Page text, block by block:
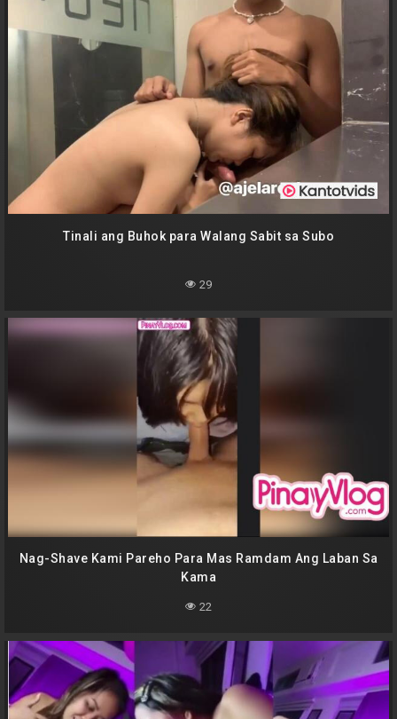
Tinali ang Buhok para Walang Sabit sa Subo
29
Nag-Shave Kami Pareho Para Mas Ramdam Ang Laban Sa
Kama
22